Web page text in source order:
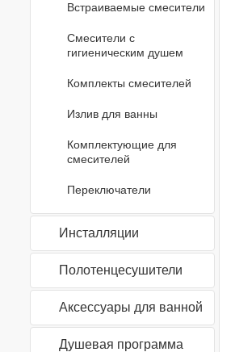
Встраиваемые смесители
Смесители с
гигиеническим душем
Комплекты смесителей
Излив для ванны
Комплектующие для
смесителей
Переключатели
Инсталляции
Полотенцесушители
Аксессуары для ванной
Душевая программа